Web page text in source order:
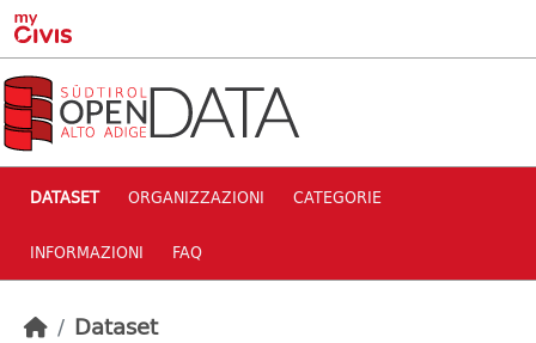
Skip to main content
DATASET ORGANIZZAZIONI CATEGORIE
INFORMAZIONI FAQ
Dataset